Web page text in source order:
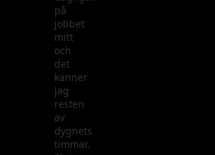
på
jobbet
mitt
och
det
känner
jag
resten
av
dygnets
timmar.